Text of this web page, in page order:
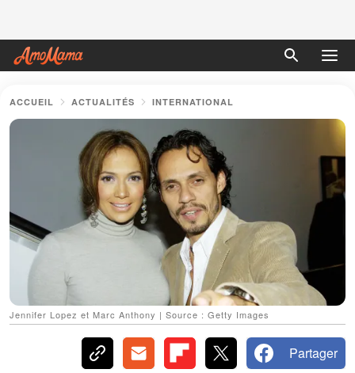
ACCUEIL ACTUALITÉS INTERNATIONAL
Jennifer Lopez et Marc Anthony | Source : Getty Images
Partager